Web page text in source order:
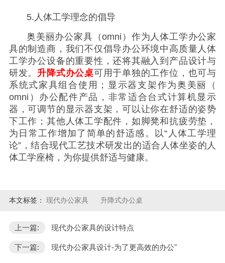
5.人体工学理念的倡导
奥美丽办公家具（omni）作为人体工学办公家
具的制造商，我们不仅倡导办公环境中高质量人体
工学办公设备的重要性，还将其融入到产品设计与
研发。 升降式办公桌可用于单独的工作位，也可与
系统式家具组合使用；显示器支架作为奥美丽（
omni）办公配件产品，非常适合台式计算机显示
器，可调节的显示器支架，可以让你在舒适的姿势
下工作；其他人体工学配件，如脚凳和抗疲劳垫，
为日常工作增加了简单的舒适感。以“人体工学理
论”，结合现代工艺技术研发出的适合人体坐姿的人
体工学座椅，为你提供舒适与健康。
本文标签： 现代办公家具 升降式办公桌
上一篇: 现代办公家具的设计特点
下一篇: 现代办公家具设计-为了更高效的办公"